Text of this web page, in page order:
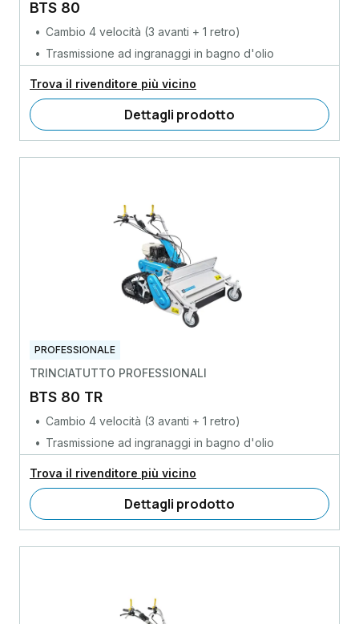
BTS 80
Cambio 4 velocità (3 avanti + 1 retro)
Trasmissione ad ingranaggi in bagno d'olio
Trova il rivenditore più vicino
Dettagli prodotto
PROFESSIONALE
TRINCIATUTTO PROFESSIONALI
BTS 80 TR
Cambio 4 velocità (3 avanti + 1 retro)
Trasmissione ad ingranaggi in bagno d'olio
Trova il rivenditore più vicino
Dettagli prodotto